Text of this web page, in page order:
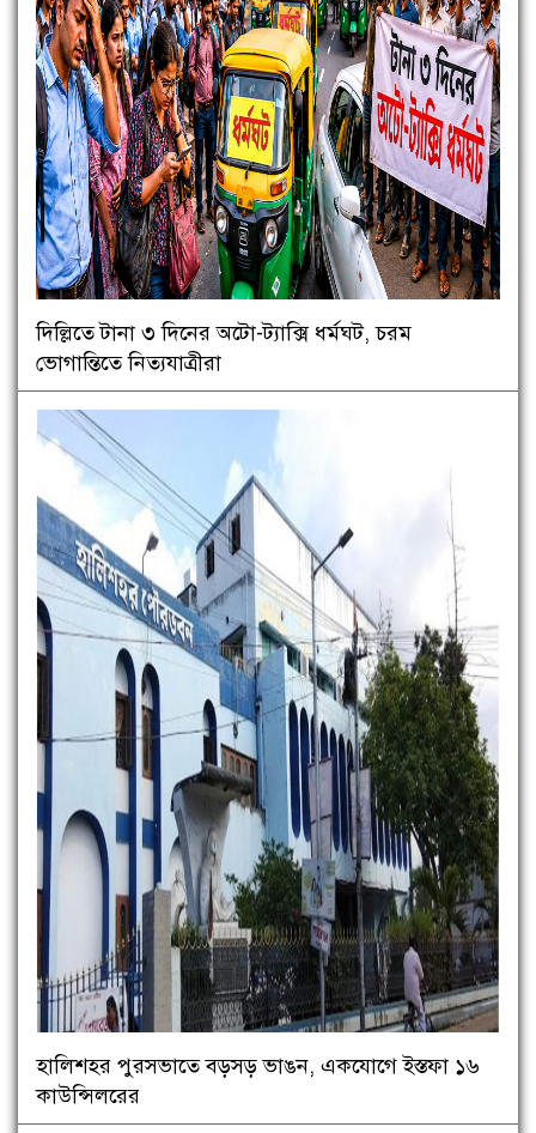
দিল্লিতে টানা ৩ দিনের অটো-ট্যাক্সি ধর্মঘট, চরম
ভোগান্তিতে নিত্যযাত্রীরা
হালিশহর পুরসভাতে বড়সড় ভাঙন, একযোগে ইস্তফা ১৬
কাউন্সিলরের